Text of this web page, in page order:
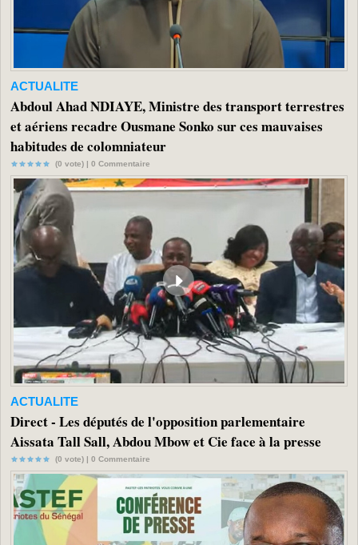
ACTUALITE
Abdoul Ahad NDIAYE, Ministre des transport terrestres
et aériens recadre Ousmane Sonko sur ces mauvaises
habitudes de colomniateur
(0 vote) | 0 Commentaire
ACTUALITE
Direct - Les députés de l'opposition parlementaire
Aissata Tall Sall, Abdou Mbow et Cie face à la presse
(0 vote) | 0 Commentaire